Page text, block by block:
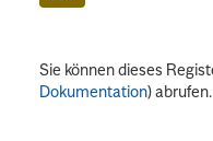
Sie können dieses
Dokumentation) abrufen.